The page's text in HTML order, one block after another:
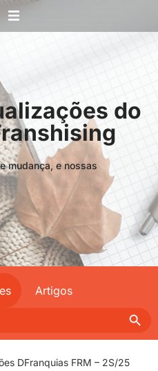
do
mudança, e nossas
Artigos
DFranquias FRM – 2S/25